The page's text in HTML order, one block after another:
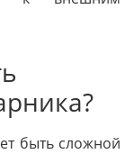
быть сложной